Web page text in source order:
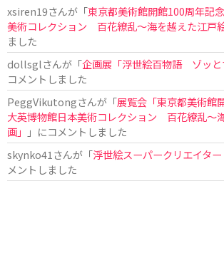
xsiren19さんが「東京都美術館開館100周年記
美術コレクション 百花繚乱～海を越えた江戸
ました
dollsglさんが「企画展「浮世絵百物語 ゾッと
コメントしました
PeggVikutongさんが「展覧会「東京都美術館
大英博物館日本美術コレクション 百花繚乱〜
画」
」にコメントしました
skynko41 さんが「浮世絵スーパークリエイタ
メントしました